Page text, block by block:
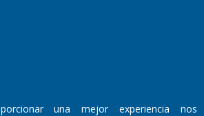
una mejor experiencia nos